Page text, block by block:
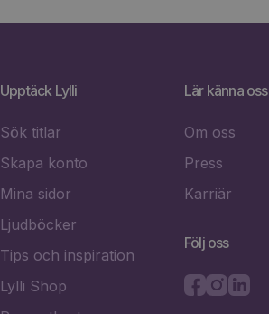
Upptäck Lylli
Sök titlar
Skapa konto
Mina sidor
Ljudböcker
Tips och inspiration
Lylli Shop
Lär känna oss
Om oss
Press
Karriär
Följ oss